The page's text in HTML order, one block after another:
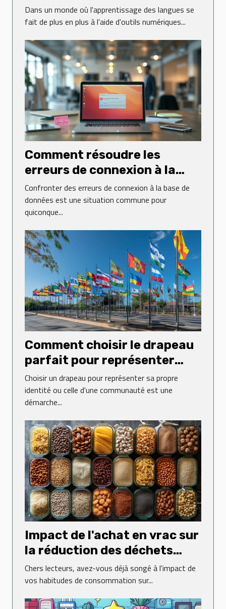
dans les applications de
langues
Dans un monde où l'apprentissage des langues se
fait de plus en plus à l'aide d'outils numériques...
Comment résoudre les
erreurs de connexion à la
base de données sur un site
web
Confronter des erreurs de connexion à la base de
données est une situation commune pour
quiconque...
Comment choisir le drapeau
parfait pour représenter
votre identité
Choisir un drapeau pour représenter sa propre
identité ou celle d'une communauté est une
démarche...
Impact de l'achat en vrac sur
la réduction des déchets
ménagers
Chers lecteurs, avez-vous déjà songé à l'impact de
vos habitudes de consommation sur...